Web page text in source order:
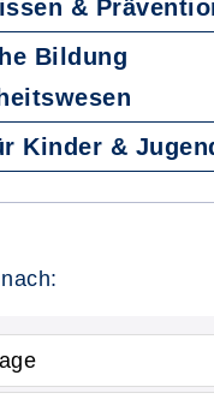
&
Bildung
Kinder &